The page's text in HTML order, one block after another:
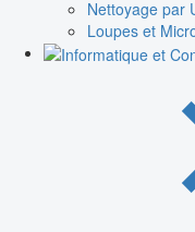
Nettoyage par
Loupes et